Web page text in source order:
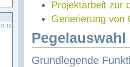
Projektarbeit zur
Generierung von
Grundlegende